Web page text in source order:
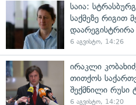
საია:
საქმეზე რიგით
დაარეგისტრირა
6 აგვისტო, 14:26
ირაკლი
თითქოს
შექმნილი რუსი
6 აგვისტო, 14:20